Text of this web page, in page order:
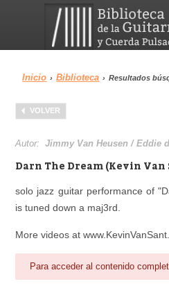
Menu
Biblioteca
Área personal
Inicio › Biblioteca › Resultados
VOLVER
Autor:Jimmy Van Heusen / Eddie
Darn The Dream (Kevin
solo jazz guitar performance of
is tuned down a maj3rd.
More videos at
Para acceder al contenido